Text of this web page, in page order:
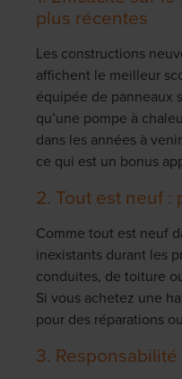
plus récentes
Les constructions
affichent le meilleur
équipée de panneaux
qu’une pompe à
dans les années à
ce qui est un bonus
2. Tout est neuf
Comme tout est neuf
inexistants durant les
conduites, de toiture
Si vous achetez une
pour des réparations
3.